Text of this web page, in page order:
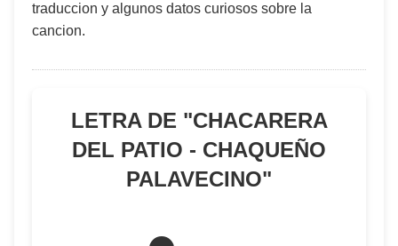
traduccion y algunos datos curiosos sobre la
cancion.
LETRA DE "CHACARERA
DEL PATIO - CHAQUEÑO
PALAVECINO"